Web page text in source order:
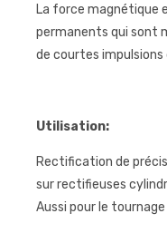
La force magnétique
permanents qui sont
de courtes
Utilisation:
Rectification de
sur rectifieuses
Aussi pour le tournage